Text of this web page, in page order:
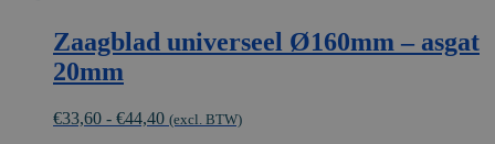
Zaagblad universeel Ø160mm – asgat
20mm
€33,60 - €44,40Prijsklasse:
(excl. BTW)